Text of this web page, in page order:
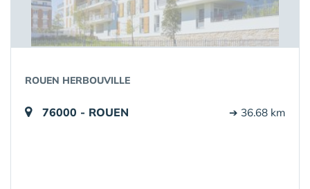
ROUEN HERBOUVILLE
76000 - ROUEN ➔ 36.68 km